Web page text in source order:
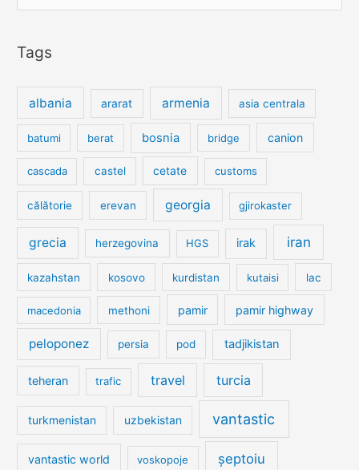
for:
Tags
albania ararat armenia asia centrala
batumi berat bosnia bridge canion
cascada castel cetate customs
călătorie erevan georgia gjirokaster
grecia herzegovina HGS irak iran
kazahstan kosovo kurdistan kutaisi lac
macedonia methoni pamir pamir highway
peloponez persia pod tadjikistan
teheran trafic travel turcia
turkmenistan uzbekistan vantastic
vantastic world voskopoje șeptoiu